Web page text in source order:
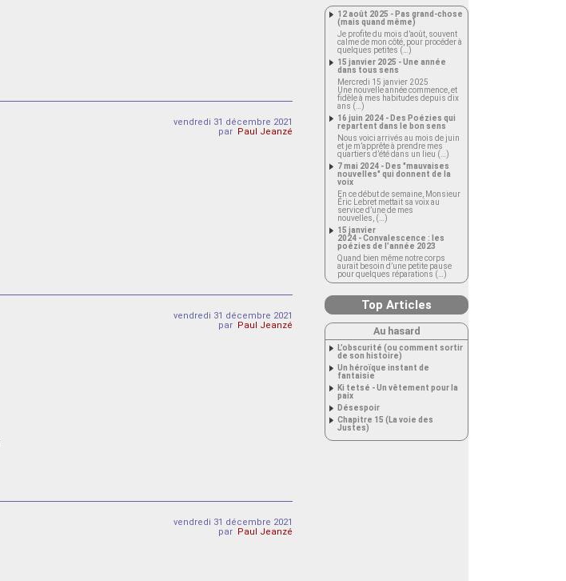
vendredi 31 décembre 2021
par Paul Jeanzé
vendredi 31 décembre 2021
par Paul Jeanzé
vendredi 31 décembre 2021
par Paul Jeanzé
12 août 2025 - Pas grand-chose
(mais quand même)
Je profite du mois d’août, souvent
calme de mon côté, pour procéder à
quelques petites (…)
15 janvier 2025 - Une année
dans tous sens
Mercredi 15 janvier 2025
Une nouvelle année commence, et
fidèle à mes habitudes depuis dix
ans (…)
16 juin 2024 - Des Poézies qui
repartent dans le bon sens
Nous voici arrivés au mois de juin
et je m’apprête à prendre mes
quartiers d’été dans un lieu (…)
7 mai 2024 - Des "mauvaises
nouvelles" qui donnent de la
voix
En ce début de semaine, Monsieur
Éric Lebret mettait sa voix au
service d’une de mes
nouvelles, (…)
15 janvier
2024 - Convalescence : les
poézies de l’année 2023
Quand bien même notre corps
aurait besoin d’une petite pause
pour quelques réparations (…)
Top Articles
Au hasard
L’obscurité (ou comment sortir
de son histoire)
Un héroïque instant de
fantaisie
Ki tetsé - Un vêtement pour la
paix
Désespoir
Chapitre 15 (La voie des
Justes)